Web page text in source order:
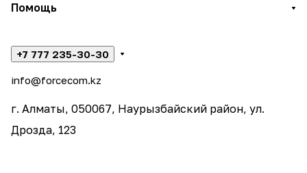
Помощь
+7 777 235-30-30
info@forcecom.kz
г. Алматы, 050067, Наурызбайский район, ул.
Дрозда, 123